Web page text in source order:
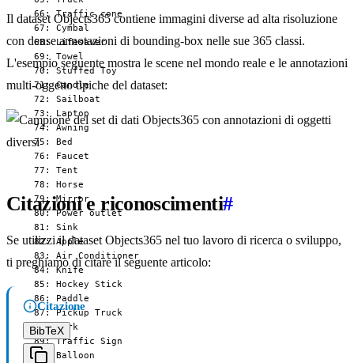
  66: Traffic cone
  67: Cymbal
  68: Lifesaver
  69: Towel
  70: Stuffed Toy
  71: Candle
  72: Sailboat
  73: Laptop
  74: Awning
  75: Bed
  76: Faucet
  77: Tent
  78: Horse
  79: Mirror
  80: Power outlet
  81: Sink
  82: Apple
  83: Air Conditioner
  84: Knife
  85: Hockey Stick
  86: Paddle
  87: Pickup Truck
  88: Fork
  89: Traffic Sign
  90: Balloon
Il dataset Objects365 contiene immagini diverse ad alta risoluzione
con dense annotazioni di bounding-box nelle sue 365 classi.
L'esempio seguente mostra le scene nel mondo reale e le annotazioni
multi-oggetto tipiche del dataset:
Citazioni e riconoscimenti#
Se utilizzi il dataset Objects365 nel tuo lavoro di ricerca o sviluppo,
ti preghiamo di citare il seguente articolo:
Citazione
BibTeX